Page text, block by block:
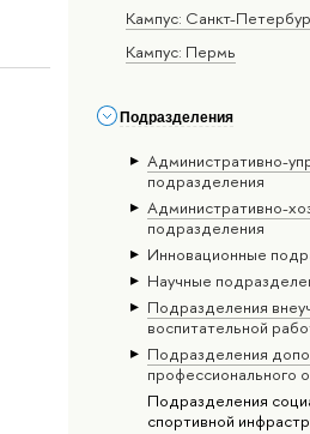
Кампус: Санкт-
Кампус: Пермь
Подразделения
Административно-
подразделения
Административно-
подразделения
Инновационные
Научные
Подразделения
воспитательной
Подразделения
профессионального
Подразделения
спортивной